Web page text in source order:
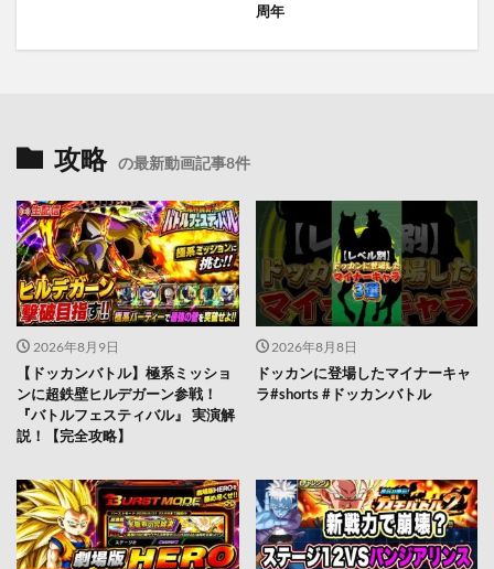
周年
攻略 の最新動画記事8件
2026年8月9日
【ドッカンバトル】極系ミッショ
ンに超鉄壁ヒルデガーン参戦！
『バトルフェスティバル』 実演解
説！【完全攻略】
2026年8月8日
ドッカンに登場したマイナーキャ
ラ#shorts #ドッカンバトル